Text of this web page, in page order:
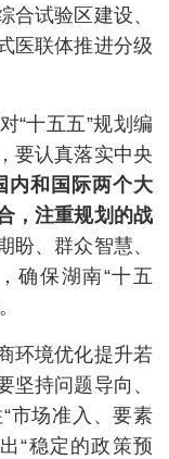
合试验区建设、
医联体推进分级
十五五”规划编
要认真落实中央
内和国际两个大
，注重规划的战
盼、群众智慧、
确保湖南“十五
境优化提升若
坚持问题导向、
市场准入、要素
出“稳定的政策预